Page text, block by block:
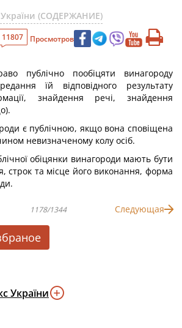
(СОДЕРЖАНИЕ)
11807 Просмотров
публічно пообіцяти винагороду
їй відповідного результату
знайдення речі, знайдення
є публічною, якщо вона сповіщена
невизначеному колу осіб.
обіцянки винагороди мають бути
строк та місце його виконання, форма
1178/1344 Следующая
України